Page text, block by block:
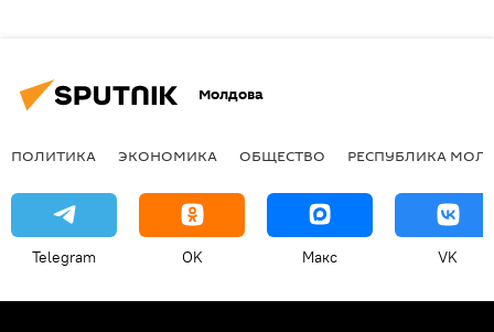
Молдова
ПОЛИТИКА ЭКОНОМИКА ОБЩЕСТВО РЕСПУБЛИКА
Telegram OK Макс VK